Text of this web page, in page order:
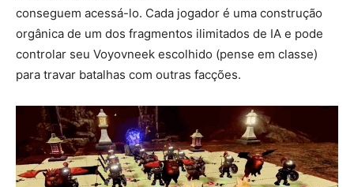
conseguem acessá-lo. Cada jogador é uma construção
orgânica de um dos fragmentos ilimitados de IA e pode
controlar seu Voyovneek escolhido (pense em classe)
para travar batalhas com outras facções.